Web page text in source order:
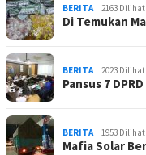
BERITA 2163 Dilihat
Di Temukan
BERITA 2023 Dilihat
Pansus 7
BERITA 1953 Dilihat
Mafia Solar